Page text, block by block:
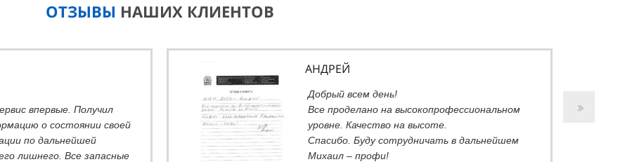
ОТЗЫВЫ НАШИХ КЛИЕНТОВ
впервые. Получил
о состоянии своей
по дальнейшей
лишнего. Все запасные
АНДРЕЙ
Добрый всем день!
Все проделано на высокопрофессиональном
уровне. Качество на высоте.
Спасибо. Буду сотрудничать в дальнейшем
Михаил – профи!